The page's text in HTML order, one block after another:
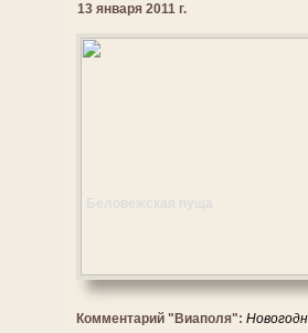
13 января 2011 г.
Комментарий "Виаполя":